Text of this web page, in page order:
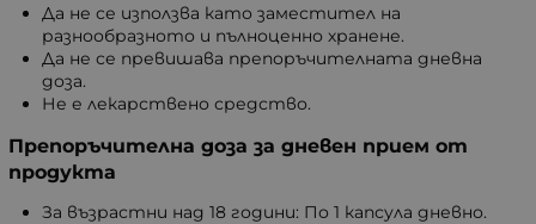
Да не се използва като заместител на
разнообразното и пълноценно хранене.
Да не се превишава препоръчителната дневна
доза.
Не е лекарствено средство.
Препоръчителна доза за дневен прием от
продукта
За възрастни над 18 години: По 1 капсула дневно.